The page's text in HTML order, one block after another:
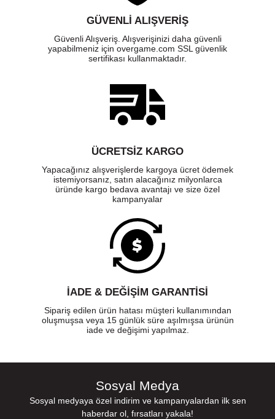
ELMAS DESENLİ YAN KAVRAMA
Kaymayan ürünlerle üretilen özel elmas desenli yan bölgeleri
elinizde sağlam bir şekilde tutarak hassas hareketleri
zorlanmadan yapmanıza yardımcı olur.
GÜVENLI ALIŞVERIŞ
Güvenli Alışveriş. Alışverişinizi daha güvenli
yapabilmeniz için overgame.com SSL güvenlik
sertifikası kullanmaktadır.
ÜCRETSIZ KARGO
Yapacağınız alışverişlerde kargoya ücret ödemek
istemiyorsanız, satın alacağınız milyonlarca
üründe kargo bedava avantajı ve size özel
kampanyalar
İADE & DEĞİŞİM GARANTİSİ
Sipariş edilen ürün hatası müşteri kullanımından
oluşmuşsa veya 15 günlük süre aşılmışsa ürünün
iade ve değişimi yapılmaz.
Sosyal Medya
Sosyal medyaya özel indirim ve kampanyalardan ilk sen
haberdar ol, fırsatları yakala!